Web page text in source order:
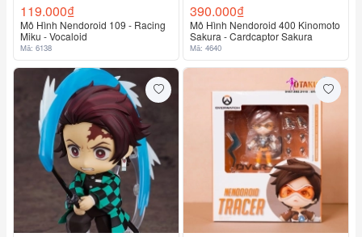
119.000₫
Mô Hình Nendoroid 109 - Racing
Miku - Vocaloid
Mã: 6138
390.000₫
Mô Hình Nendoroid 400 Kinomoto
Sakura - Cardcaptor Sakura
Mã: 4640